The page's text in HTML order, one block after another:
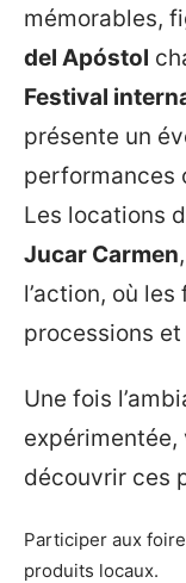
mémorables,
del Apóstol
Festival
présente un
performances
Les locations
Jucar Carmen
l’action, où
processions
Une fois
expérimentée,
découvrir ces
Participer aux
produits locaux.